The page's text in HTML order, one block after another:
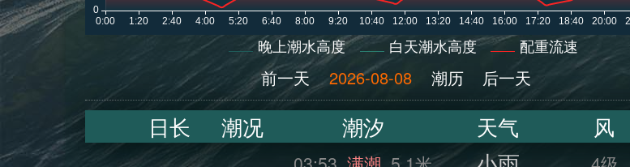
晚上潮水高度 白天潮水高度 配重流速
前一天 2026-08-08 潮历 后一天
日长 潮况 潮汐 天气 风